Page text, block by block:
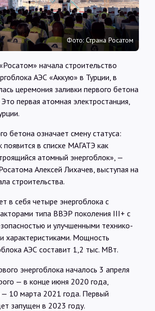
О нас
@Infotek_Russia
Фото: Страна Росатом
начала строительство
АЭС «Аккую» в Турции, в
церемония заливки первого бетона
первая атомная электростанция,
бетона означает смену статуса:
появится в списке МАГАТЭ как
атомный энергоблок», —
Алексей Лихачев, выступая на
строительства.
в себя четыре энергоблока с
типа ВВЭР поколения III+ c
и улучшенными технико-
характеристиками. Мощность
АЭС составит 1,2 тыс. МВт.
энергоблока началось 3 апреля
— в конце июня 2020 года,
— 10 марта 2021 года. Первый
запущен в 2023 году.